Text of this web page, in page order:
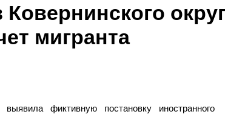
Ковернинского
мигранта
фиктивную постановку иностранного